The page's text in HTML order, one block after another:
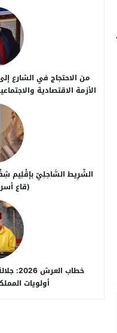
من الاحتجاج في الشارع
الأزمة الاقتصادية
بدائل
(قاع
خطاب
أولويات